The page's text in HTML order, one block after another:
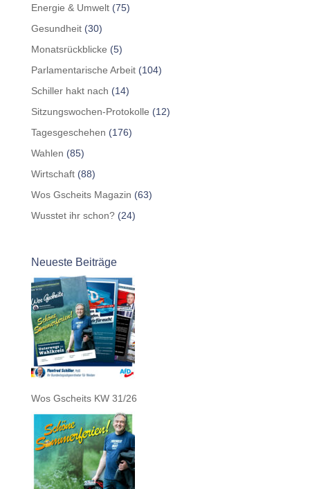
Energie & Umwelt(75)
Gesundheit(30)
Monatsrückblicke (5)
Parlamentarische Arbeit(104)
Schiller hakt nach (14)
Sitzungswochen-Protokolle (12)
Tagesgeschehen (176)
Wahlen (85)
Wirtschaft(88)
Wos Gscheits Magazin (63)
Wusstet ihr schon?(24)
Neueste Beiträge
Wos Gscheits KW 31/26